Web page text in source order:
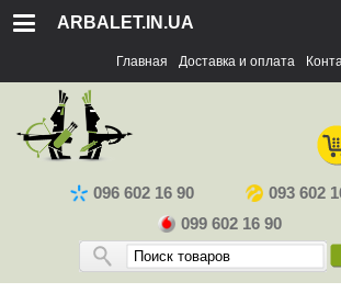
ARBALET.IN.UA
Главная Доставка и оплата
096 602 16 90
093 602
099 602 16 90